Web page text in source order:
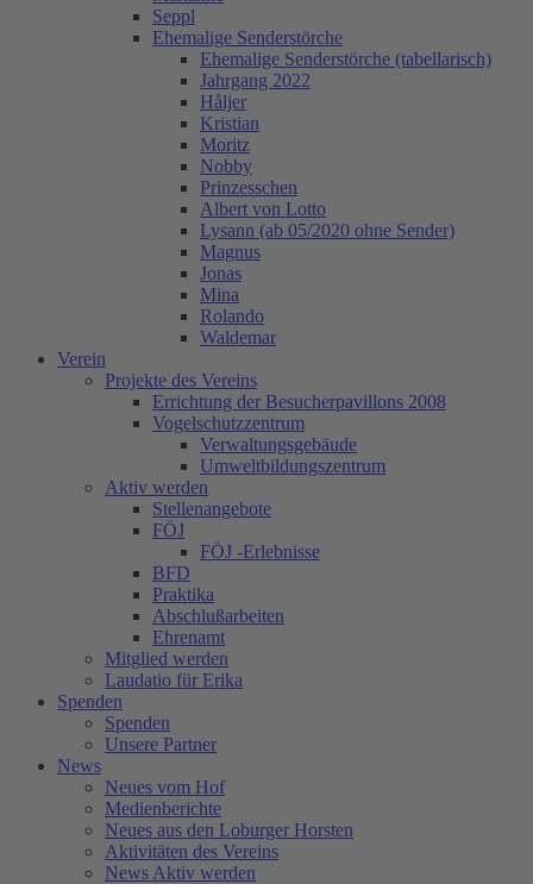
Seppl
Ehemalige Senderstörche
Ehemalige Senderstörche (tabellarisch)
Jahrgang 2022
Håljer
Kristian
Moritz
Nobby
Prinzesschen
Albert von Lotto
Lysann (ab 05/2020 ohne Sender)
Magnus
Jonas
Mina
Rolando
Waldemar
Verein
Projekte des Vereins
Errichtung der Besucherpavillons 2008
Vogelschutzzentrum
Verwaltungsgebäude
Umweltbildungszentrum
Aktiv werden
Stellenangebote
FÖJ
FÖJ -Erlebnisse
BFD
Praktika
Abschlußarbeiten
Ehrenamt
Mitglied werden
Laudatio für Erika
Spenden
Spenden
Unsere Partner
News
Neues vom Hof
Medienberichte
Neues aus den Loburger Horsten
Aktivitäten des Vereins
News Aktiv werden